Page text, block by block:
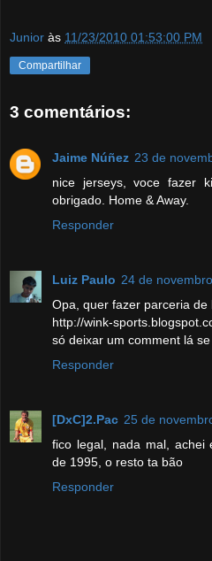
Junior às 11/23/2010 01:53:00 PM
Compartilhar
3 comentários:
Jaime Núñez 23 de
nice jerseys, voce fazer
obrigado. Home & Away.
Responder
Luiz Paulo 24 de
Opa, quer fazer parceria de
http://wink-
só deixar um comment lá
Responder
[DxC]2.Pac 25 de
fico legal, nada mal, achei
de 1995, o resto ta bão
Responder